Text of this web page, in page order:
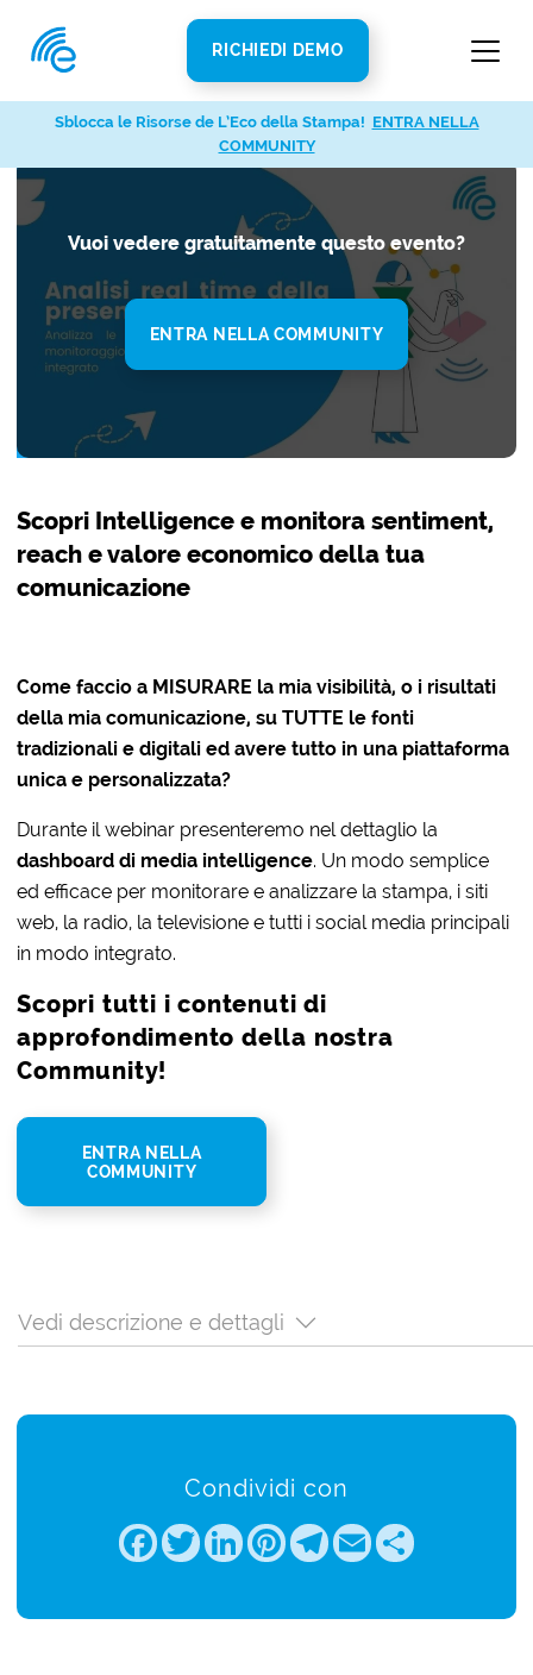
RICHIEDI DEMO
Vuoi vedere gratuitamente questo evento?
ENTRA NELLA COMMUNITY
Scopri Intelligence e monitora sentiment,
reach e valore economico della tua
comunicazione
Come faccio a MISURARE la mia visibilità, o i risultati
della mia comunicazione, su TUTTE le fonti
tradizionali e digitali ed avere tutto in una piattaforma
unica e personalizzata?
Durante il webinar presenteremo nel dettaglio la
dashboard di media intelligence. Un modo semplice
ed efficace per monitorare e analizzare la stampa, i siti
web, la radio, la televisione e tutti i social media principali
in modo integrato.
Scopri tutti i contenuti di
approfondimento della nostra
Community!
ENTRA NELLA
COMMUNITY
Vedi descrizione e dettagli
Condividi con
Facebook
TwitterLinkedIn
Pinterest
Telegram
EmailShare
Sblocca le Risorse de L’Eco della Stampa! ENTRA NELLA
COMMUNITY
Sblocca le Risorse de L’Eco della Stampa! ENTRA NELLA
COMMUNITY